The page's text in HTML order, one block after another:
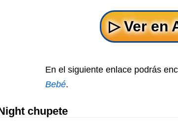
En el siguiente enlace podrás
Bebé.
chupete